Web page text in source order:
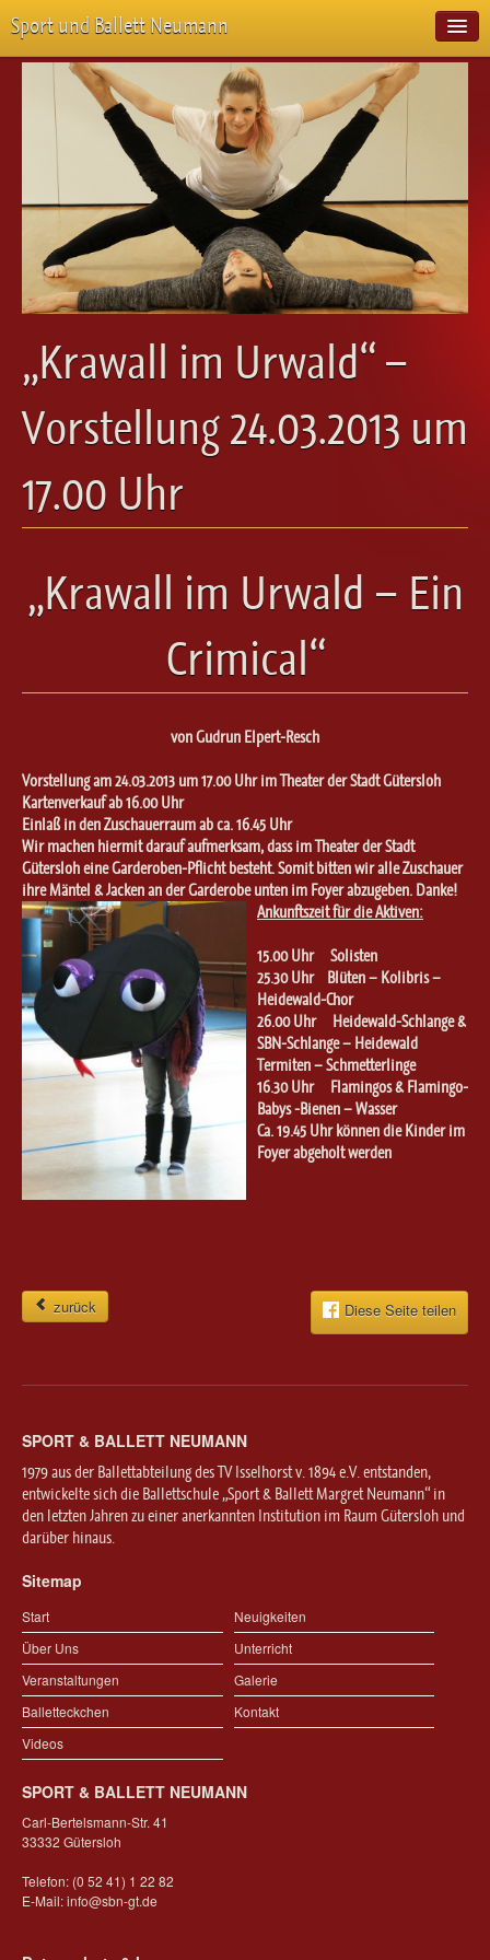
Sport und Ballett Neumann
Start
Neuigkeiten
Über Uns
Veranstaltungen
Emotion Pur
Meisterschaften
Projekte
Vorstellungen
Workshops
Galerie
Kontakt
Ballett für Erwachsene / Jugendliche
Kreative Früherziehung / Kinderballett
Steptanz
Urban Dance
„Krawall im Urwald“ –
Vorstellung 24.03.2013 um
17.00 Uhr
„Krawall im Urwald – Ein
Crimical“
von Gudrun Elpert-Resch
Vorstellung am 24.03.2013 um 17.00 Uhr im Theater der Stadt Gütersloh
Kartenverkauf ab 16.00 Uhr
Einlaß in den Zuschauerraum ab ca. 16.45 Uhr
Wir machen hiermit darauf aufmerksam, dass im Theater der Stadt
Gütersloh eine Garderoben-Pflicht besteht. Somit bitten wir alle Zuschauer
ihre Mäntel & Jacken an der Garderobe unten im Foyer abzugeben. Danke!
Ankunftszeit fürdie Aktiven:
15.00 Uhr Solisten
25.30 Uhr Blüten – Kolibris –
Heidewald-Chor
26.00 Uhr Heidewald-Schlange &
SBN-Schlange – Heidewald
Termiten – Schmetterlinge
16.30 Uhr Flamingos & Flamingo-
Babys -Bienen – Wasser
Ca. 19.45 Uhr können die Kinder im
Foyer abgeholt werden
zurück Diese Seite teilen
SPORT & BALLETT NEUMANN
1979 aus der Ballettabteilung des TV Isselhorst v. 1894 e.V. entstanden,
entwickelte sich die Ballettschule „Sport & Ballett Margret Neumann“ in
den letzten Jahren zu einer anerkannten Institution im Raum Gütersloh und
darüber hinaus.
Sitemap
Start
Neuigkeiten
Über Uns
Unterricht
Veranstaltungen
Galerie
Balletteckchen
Kontakt
Videos
SPORT & BALLETT NEUMANN
Carl-Bertelsmann-Str. 41
33332 Gütersloh
Telefon: (0 52 41) 1 22 82
E-Mail:info@sbn-gt.de